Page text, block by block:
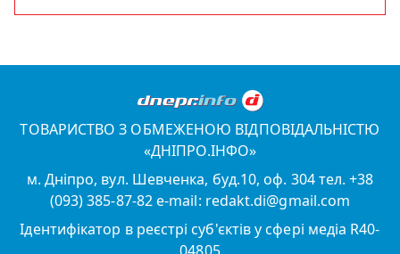
ТОВАРИСТВО З ОБМЕЖЕНОЮ ВІДПОВІДАЛЬНІСТЮ
«ДНІПРО.ІНФО»
м. Дніпро, вул. Шевченка, буд.10, оф. 304 тел. +38
(093) 385-87-82 e-mail: redakt.di@gmail.com
Ідентифікатор в реєстрі суб'єктів у сфері медіа R40-